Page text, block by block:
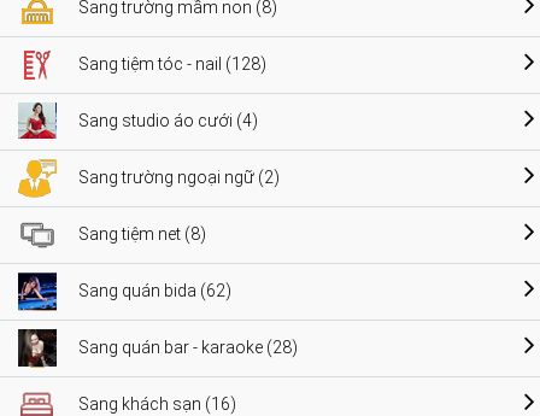
Sang trường mầm non (8)
Sang tiệm tóc - nail (128)
Sang studio áo cưới (4)
Sang trường ngoại ngữ (2)
Sang tiệm net (8)
Sang quán bida (62)
Sang quán bar - karaoke (28)
Sang khách sạn (16)